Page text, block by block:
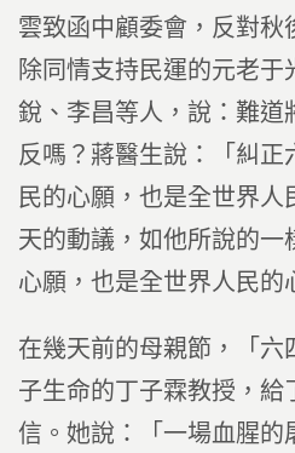
雲致函中顧委會，反對秋
除同情支持民運的元老于
銳、李昌等人，說：難道
反嗎？蔣醫生說：「糾正
民的心願，也是全世界
天的動議，如他所說的一
心願，也是全世界人民的
在幾天前的母親節，「六
子生命的丁子霖教授，給
信。她說：「一場血腥的